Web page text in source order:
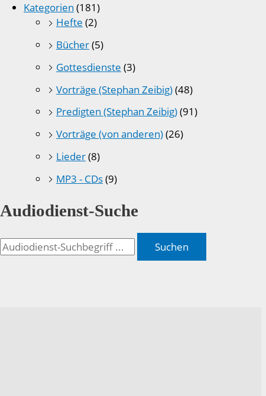
Kategorien (181)
Hefte (2)
Bücher(5)
Gottesdienste (3)
Vorträge (Stephan Zeibig)(48)
Predigten (Stephan Zeibig)(91)
Vorträge (von anderen)(26)
Lieder(8)
MP3 - CDs(9)
Audiodienst-Suche
Suchen